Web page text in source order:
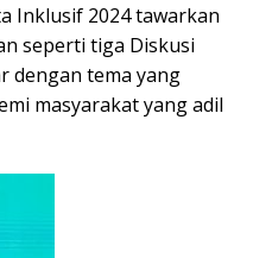
Inklusif 2024 tawarkan
seperti tiga Diskusi
dengan tema yang
masyarakat yang adil